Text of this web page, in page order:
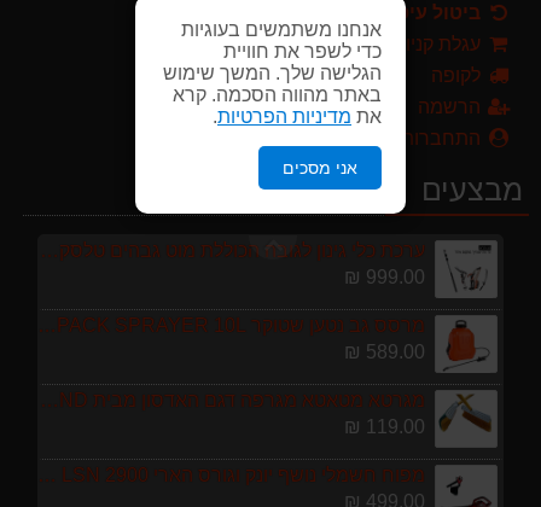
אנחנו משתמשים בעוגיות
כדי לשפר את חוויית
הגלישה שלך. המשך שימוש
באתר מהווה הסכמה. קרא
את מדיניות הפרטיות
אני מסכים
ביטול עיסקה
עגלת קניות
לקופה
הרשמה
התחברות
מבצעים
499.00 ₪
מברג נטען היברו HYBRO H300
179.00 ₪
299.00 ₪
ערכת כלי גינון לגובה הכוללת מוט גבהים טלסקופי 5 מטר, מסור, תוכי ומספרי גבהים גדר חי גרלנד GARLAND באנדל האדסון
999.00 ₪
מרסס גב נטען שטוקר STOCKER BACKPACK SPRAYER 10L איטליה
589.00 ₪
מגרטא מטאטא מגרפה דגם האדסון מבית GARLAND ספרד
119.00 ₪
מפוח חשמלי נושף יונק וגורס הארי HARRY LSN 2900
499.00 ₪